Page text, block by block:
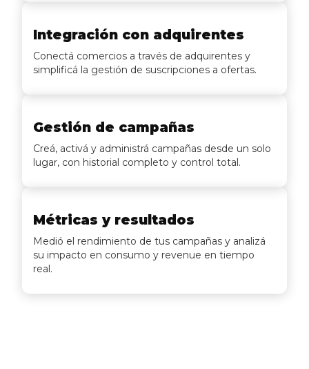
Integración con adquirentes
Conectá comercios a través de adquirentes y
simplificá la gestión de suscripciones a ofertas.
Gestión de campañas
Creá, activá y administrá campañas desde un solo
lugar, con historial completo y control total.
Métricas y resultados
Medió el rendimiento de tus campañas y analizá
su impacto en consumo y revenue en tiempo
real.